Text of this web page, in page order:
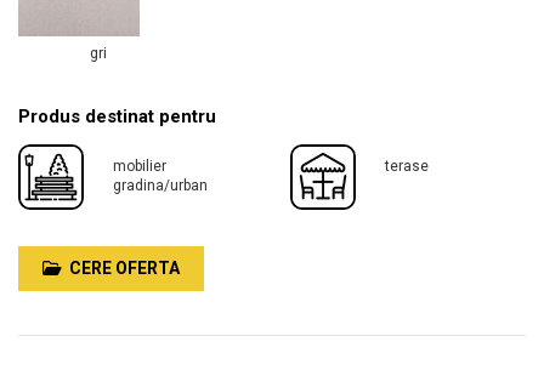
gri
Produs destinat pentru
mobilier
gradina/urban
terase
CERE OFERTA